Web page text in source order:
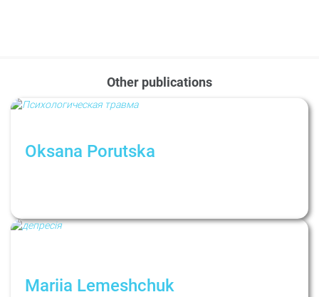
Other publications
Oksana Porutska
Mariia Lemeshchuk